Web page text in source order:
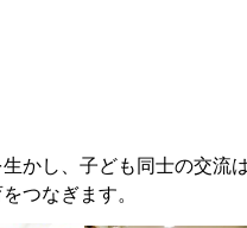
かし、子ども同士の交流
つなぎます。